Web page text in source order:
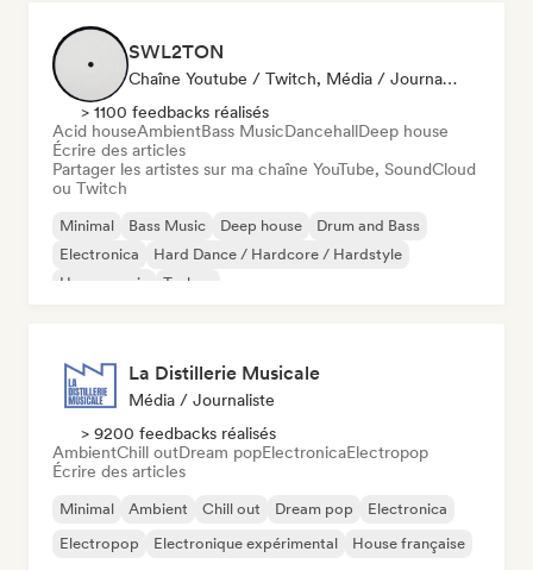
SWL2TON
Chaîne Youtube / Twitch, Média / Journaliste
> 1100 feedbacks réalisés
Acid houseAmbientBass MusicDancehallDeep house
Écrire des articles
Partager les artistes sur ma chaîne YouTube, SoundCloud
ou Twitch
Minimal Bass Music Deep house
Drum and Bass
Electronica
Hard Dance / Hardcore / Hardstyle
House music
Techno
La Distillerie Musicale
Média / Journaliste
> 9200 feedbacks réalisés
AmbientChill outDream popElectronicaElectropop
Écrire des articles
Minimal Ambient Chill out Dream pop
Electronica
Electropop
Electronique expérimental House française